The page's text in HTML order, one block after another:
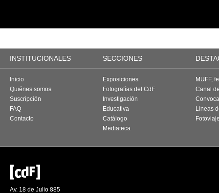
INSTITUCIONALES SECCIONES
Inicio
Quiénes somos
Suscripción
FAQ
Contacto
Exposiciones
Fotografías del CdF
Investigación
Educativa
Catálogo
Mediateca
MUFF,
Canal
Líneas
Av. 18 de Julio 885